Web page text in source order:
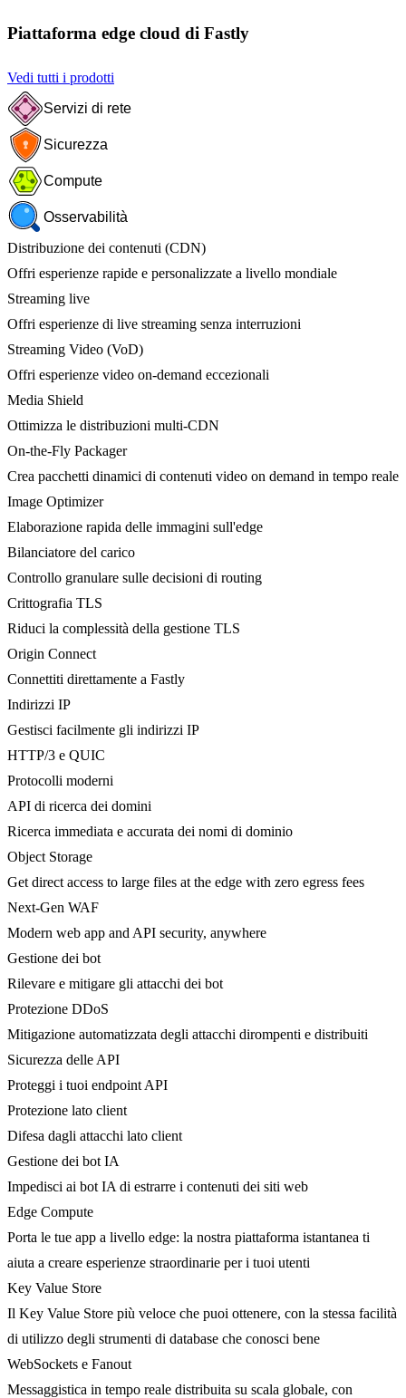
Piattaforma edge cloud di Fastly
Vedi tutti i prodotti
Servizi di rete
Sicurezza
Compute
Osservabilità
Distribuzione dei contenuti (CDN)
Offri esperienze rapide e personalizzate a livello mondiale
Streaming live
Offri esperienze di live streaming senza interruzioni
Streaming Video (VoD)
Offri esperienze video on-demand eccezionali
Media Shield
Ottimizza le distribuzioni multi-CDN
On-the-Fly Packager
Crea pacchetti dinamici di contenuti video on demand in tempo reale
Image Optimizer
Elaborazione rapida delle immagini sull'edge
Bilanciatore del carico
Controllo granulare sulle decisioni di routing
Crittografia TLS
Riduci la complessità della gestione TLS
Origin Connect
Connettiti direttamente a Fastly
Indirizzi IP
Gestisci facilmente gli indirizzi IP
HTTP/3 e QUIC
Protocolli moderni
API di ricerca dei domini
Ricerca immediata e accurata dei nomi di dominio
Object Storage
Get direct access to large files at the edge with zero egress fees
Next-Gen WAF
Modern web app and API security, anywhere
Gestione dei bot
Rilevare e mitigare gli attacchi dei bot
Protezione DDoS
Mitigazione automatizzata degli attacchi dirompenti e distribuiti
Sicurezza delle API
Proteggi i tuoi endpoint API
Protezione lato client
Difesa dagli attacchi lato client
Gestione dei bot IA
Impedisci ai bot IA di estrarre i contenuti dei siti web
Edge Compute
Porta le tue app a livello edge: la nostra piattaforma istantanea ti
aiuta a creare esperienze straordinarie per i tuoi utenti
Key Value Store
Il Key Value Store più veloce che puoi ottenere, con la stessa facilità
di utilizzo degli strumenti di database che conosci bene
WebSockets e Fanout
Messaggistica in tempo reale distribuita su scala globale, con